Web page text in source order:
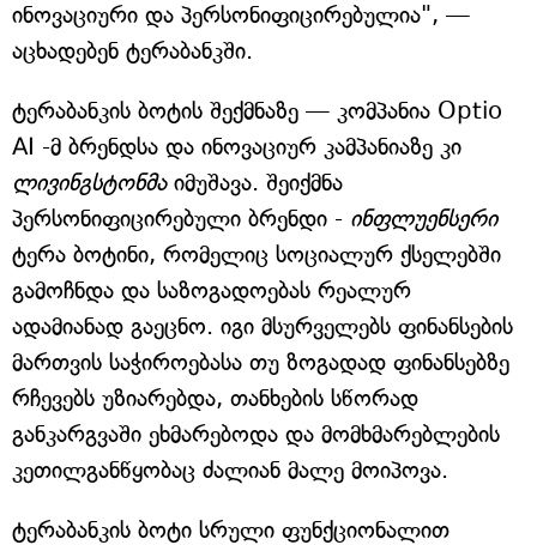
ინოვაციური და პერსონიფიცირებულია", —
აცხადებენ ტერაბანკში.
ტერაბანკის ბოტის შექმნაზე — კომპანია Optio
AI -მ ბრენდსა და ინოვაციურ კამპანიაზე კი
ლივინგსტონმაიმუშავა. შეიქმნა
პერსონიფიცირებული ბრენდი - ინფლუენსერი
ტერა ბოტინი, რომელიც სოციალურ ქსელებში
გამოჩნდა და საზოგადოებას რეალურ
ადამიანად გაეცნო. იგი მსურველებს ფინანსების
მართვის საჭიროებასა თუ ზოგადად ფინანსებზე
რჩევებს უზიარებდა, თანხების სწორად
განკარგვაში ეხმარებოდა და მომხმარებლების
კეთილგანწყობაც ძალიან მალე მოიპოვა.
ტერაბანკის ბოტი სრული ფუნქციონალით